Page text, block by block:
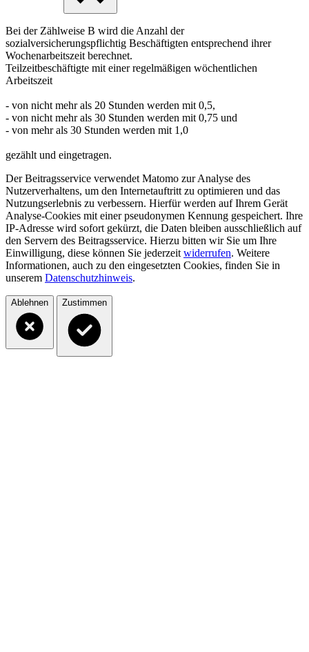
Bei der Zählweise B wird die Anzahl der
sozialversicherungspflichtig Beschäftigten entsprechend ihrer
Wochenarbeitszeit berechnet.
Teilzeitbeschäftigte mit einer regelmäßigen wöchentlichen
Arbeitszeit
- von nicht mehr als 20 Stunden werden mit 0,5,
- von nicht mehr als 30 Stunden werden mit 0,75 und
- von mehr als 30 Stunden werden mit 1,0
gezählt und eingetragen.
Der Beitragsservice verwendet Matomo zur Analyse des
Nutzerverhaltens, um den Internetauftritt zu optimieren und das
Nutzungserlebnis zu verbessern. Hierfür werden auf Ihrem Gerät
Analyse-Cookies mit einer pseudonymen Kennung gespeichert. Ihre
IP-Adresse wird sofort gekürzt, die Daten bleiben ausschließlich auf
den Servern des Beitragsservice. Hierzu bitten wir Sie um Ihre
Einwilligung, diese können Sie jederzeit widerrufen. Weitere
Informationen, auch zu den eingesetzten Cookies, finden Sie in
unserem Datenschutzhinweis.
Ablehnen Zustimmen